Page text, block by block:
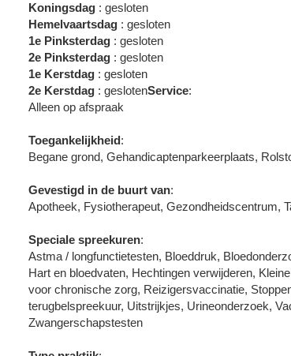
Koningsdag : gesloten
Hemelvaartsdag : gesloten
1e Pinksterdag : gesloten
2e Pinksterdag : gesloten
1e Kerstdag : gesloten
2e Kerstdag : geslotenService:
Alleen op afspraak
Toegankelijkheid:
Begane grond, Gehandicaptenparkeerplaats,
Gevestigd in de buurt van:
Apotheek, Fysiotherapeut, Gezondheidscentrum,
Speciale spreekuren:
Astma / longfunctietesten, Bloeddruk,
Hart en bloedvaten, Hechtingen verwijderen,
voor chronische zorg, Reizigersvaccinatie,
terugbelspreekuur, Uitstrijkjes, Urineonderzoek,
Zwangerschapstesten